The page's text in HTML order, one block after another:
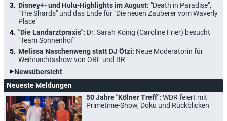
Disney+- und Hulu-Highlights im August: "Death in Paradise",
"The Shards" und das Ende für "Die neuen Zauberer vom Waverly
Place"
"Die Landarztpraxis": Dr. Sarah König (Caroline Frier) besucht
"Team Sonnenhof"
Melissa Naschenweng statt DJ Ötzi: Neue Moderatorin für
Weihnachtsshow von ORF und BR
Newsübersicht
Neueste Meldungen
50 Jahre "Kölner Treff": WDR feiert mit
Primetime-Show, Doku und Rückblicken